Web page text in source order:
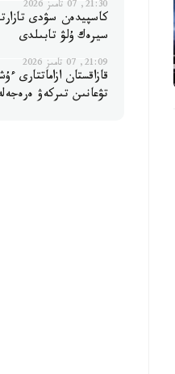
21:30, 07 تامىز 2026
كاسپيدەن سۋدى
سيرەك ۇلۋ تابىلدى
21:09, 07 تامىز 2026
قازاقستان ازاماتتارى
تۋعانىن تىركەۋ